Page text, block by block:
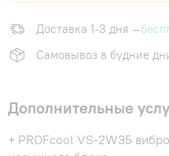
Доставка 1-3 дня —
Самовывоз в будние
Дополнительные
+ PROFcool VS-2W35